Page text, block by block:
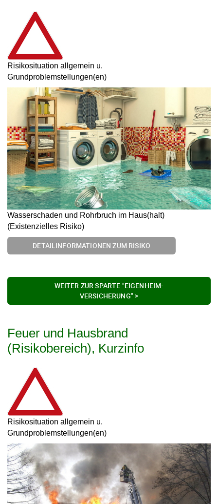
Risikosituation allgemein u.
Grundproblemstellungen(en)
Wasserschaden und Rohrbruch im Haus(halt)
(Existenzielles Risiko)
DETAILINFORMATIONEN ZUM RISIKO
WEITER ZUR SPARTE "EIGENHEIM-
VERSICHERUNG" >
Feuer und Hausbrand
(Risikobereich), Kurzinfo
Risikosituation allgemein u.
Grundproblemstellungen(en)